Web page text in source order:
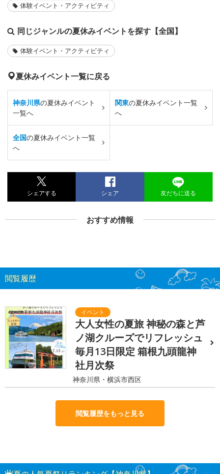
体験イベント・アクティビティ
同じジャンルの夏休みイベントを探す【全国】
体験イベント・アクティビティ
夏休みイベント一覧に戻る
神奈川県の夏休みイベント
一覧へ
関東の夏休みイベント一覧
へ
全国の夏休みイベント一覧
へ
シェアする シェア 友だちに送る
おすすめ情報
閲覧履歴
大人女性の夏旅 神秘の森と芦
ノ湖クルーズでリフレッシュ
毎月13日限定 箱根九頭龍神
社月次祭
神奈川県・横浜市西区
閲覧履歴をもっと見る